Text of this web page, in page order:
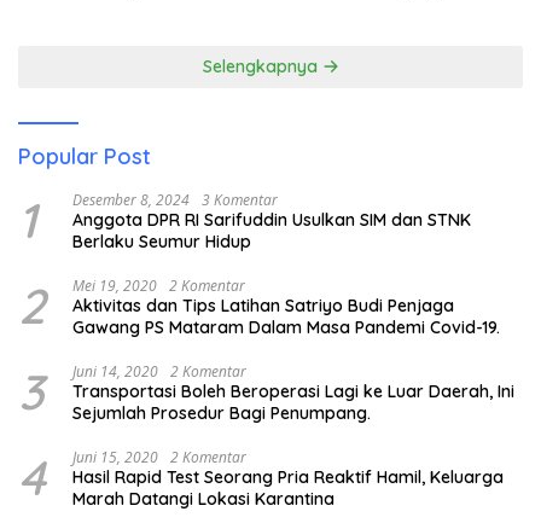
Selengkapnya
Popular Post
1 Desember 8, 2024 3 Komentar
Anggota DPR RI Sarifuddin Usulkan SIM dan STNK
Berlaku Seumur Hidup
2 Mei 19, 2020 2 Komentar
Aktivitas dan Tips Latihan Satriyo Budi Penjaga
Gawang PS Mataram Dalam Masa Pandemi Covid-19.
3 Juni 14, 2020 2 Komentar
Transportasi Boleh Beroperasi Lagi ke Luar Daerah, Ini
Sejumlah Prosedur Bagi Penumpang.
4 Juni 15, 2020 2 Komentar
Hasil Rapid Test Seorang Pria Reaktif Hamil, Keluarga
Marah Datangi Lokasi Karantina